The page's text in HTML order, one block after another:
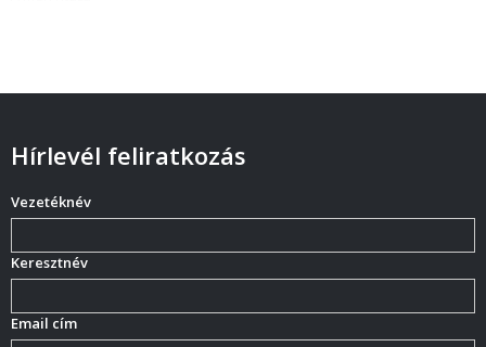
Hírlevél feliratkozás
Vezetéknév
Keresztnév
Email cím